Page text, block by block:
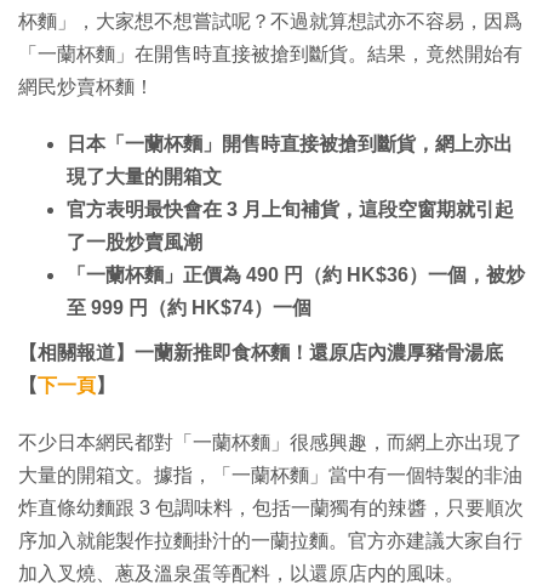
杯麵」，大家想不想嘗試呢？不過就算想試亦不容易，因爲
「一蘭杯麵」在開售時直接被搶到斷貨。結果，竟然開始有
網民炒賣杯麵！
日本「一蘭杯麵」開售時直接被搶到斷貨，網上亦出
現了大量的開箱文
官方表明最快會在 3 月上旬補貨，這段空窗期就引起
了一股炒賣風潮
「一蘭杯麵」正價為 490 円（約 HK$36）一個，被炒
至 999 円（約 HK$74）一個
【相關報道】一蘭新推即食杯麵！還原店內濃厚豬骨湯底
【下一頁】
不少日本網民都對「一蘭杯麵」很感興趣，而網上亦出現了
大量的開箱文。據指，「一蘭杯麵」當中有一個特製的非油
炸直條幼麵跟 3 包調味料，包括一蘭獨有的辣醬，只要順次
序加入就能製作拉麵掛汁的一蘭拉麵。官方亦建議大家自行
加入叉燒、蔥及溫泉蛋等配料，以還原店内的風味。